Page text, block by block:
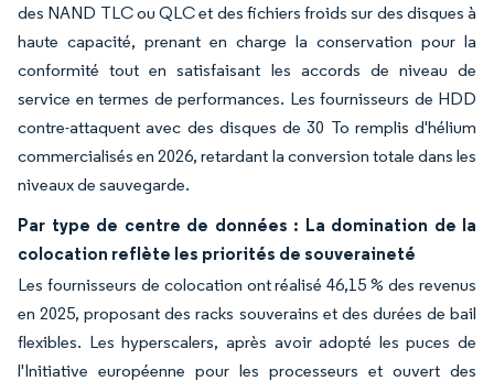
des NAND TLC ou QLC et des fichiers froids sur des disques à
haute capacité, prenant en charge la conservation pour la
conformité tout en satisfaisant les accords de niveau de
service en termes de performances. Les fournisseurs de HDD
contre-attaquent avec des disques de 30 To remplis d'hélium
commercialisés en 2026, retardant la conversion totale dans les
niveaux de sauvegarde.
Par type de centre de données : La domination de la
colocation reflète les priorités de souveraineté
Les fournisseurs de colocation ont réalisé 46,15 % des revenus
en 2025, proposant des racks souverains et des durées de bail
flexibles. Les hyperscalers, après avoir adopté les puces de
l'Initiative européenne pour les processeurs et ouvert des